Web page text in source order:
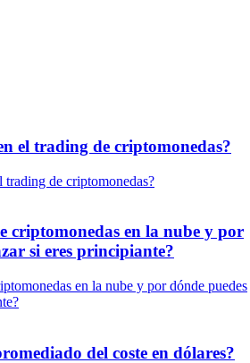
el trading de criptomonedas?
criptomonedas en la nube y por
si eres principiante?
del coste en dólares?